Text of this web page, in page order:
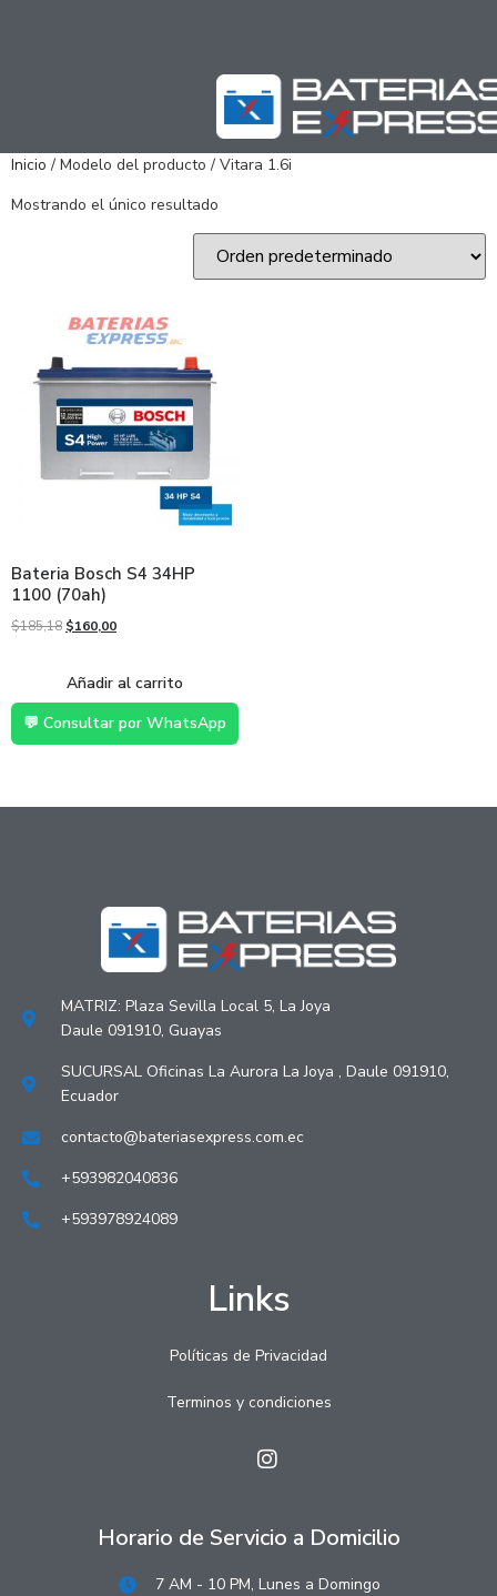
Inicio / Modelo del producto / Vitara 1.6i
Mostrando el único resultado
Bateria Bosch S4 34HP
1100 (70ah)
$185,18 $160,00
Añadir al carrito
💬 Consultar por WhatsApp
MATRIZ: Plaza Sevilla Local 5, La Joya
Daule 091910, Guayas
SUCURSAL Oficinas La Aurora La Joya , Daule 091910,
Ecuador
contacto@bateriasexpress.com.ec
+593982040836
+593978924089
Links
Políticas de Privacidad
Terminos y condiciones
Horario de Servicio a Domicilio
7 AM - 10 PM, Lunes a Domingo